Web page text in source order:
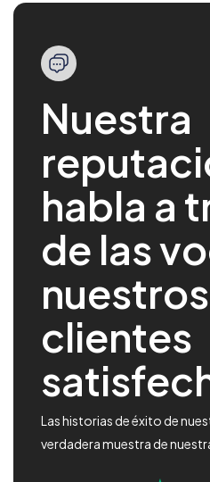
Nuestra
habla a
de las
nuestros
clientes
Las historias de éxito de
verdadera muestra de